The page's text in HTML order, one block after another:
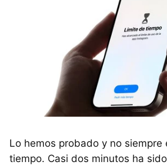
Lo hemos probado y no siempre
tiempo. Casi dos minutos ha